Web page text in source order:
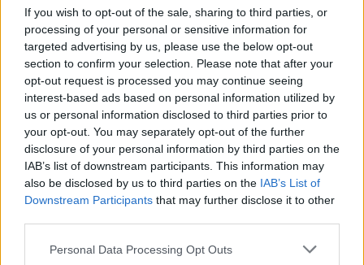
If you wish to opt-out of the sale, sharing to third parties, or
processing of your personal or sensitive information for
targeted advertising by us, please use the below opt-out
section to confirm your selection. Please note that after your
opt-out request is processed you may continue seeing
interest-based ads based on personal information utilized by
us or personal information disclosed to third parties prior to
your opt-out. You may separately opt-out of the further
disclosure of your personal information by third parties on the
IAB’s list of downstream participants. This information may
also be disclosed by us to third parties on the IAB’s List of
Downstream Participants that may further disclose it to other
Personal Data Processing Opt Outs
Emlősfajok százait szorítjuk a
kihalás szélére – szó szerint
Greendex Szemle
Gondoljuk újra a közúti
közlekedést! – Utak és élővilág, 3.
rész
Pribéli Levente